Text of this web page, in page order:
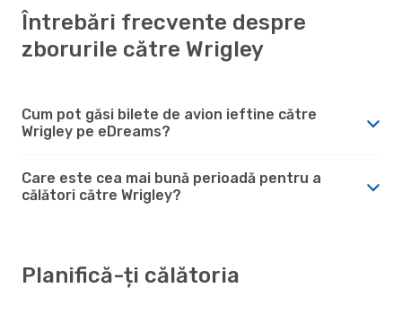
Întrebări frecvente despre
zborurile către Wrigley
Cum pot găsi bilete de avion ieftine către
Wrigley pe eDreams?
Care este cea mai bună perioadă pentru a
călători către Wrigley?
Planifică-ți călătoria